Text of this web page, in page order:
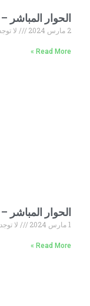
الحوار المباشر
2 مارس 2024 لا
Read More »
الحوار المباشر
1 مارس 2024 لا
Read More »